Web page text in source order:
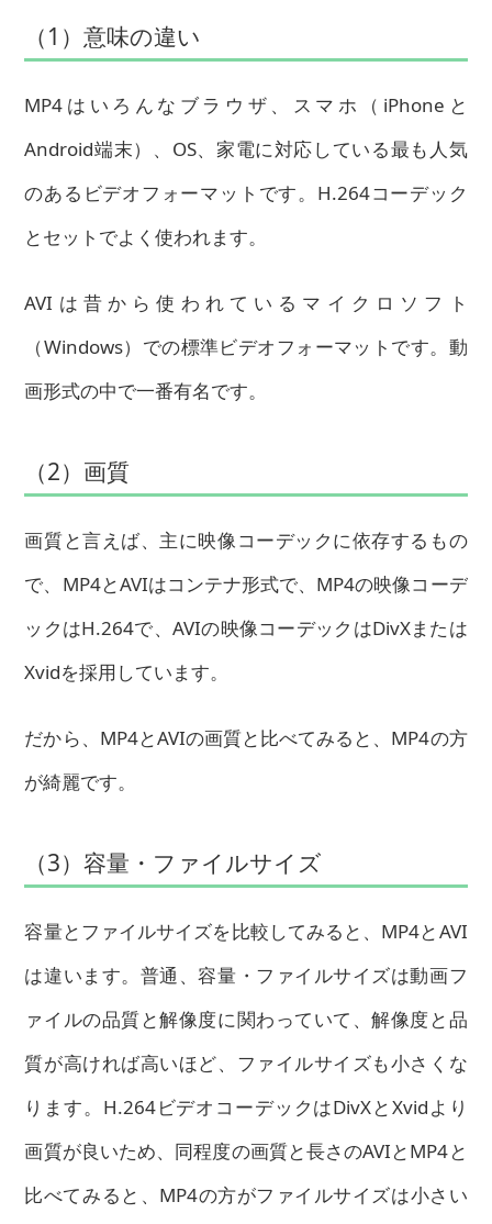
（1）意味の違い
MP4はいろんなブラウザ、スマホ（iPhoneと
Android端末）、OS、家電に対応している最も人気
のあるビデオフォーマットです。H.264コーデック
とセットでよく使われます。
AVIは昔から使われているマイクロソフト
（Windows）での標準ビデオフォーマットです。動
画形式の中で一番有名です。
（2）画質
画質と言えば、主に映像コーデックに依存するもの
で、MP4とAVIはコンテナ形式で、MP4の映像コーデ
ックはH.264で、AVIの映像コーデックはDivXまたは
Xvidを採用しています。
だから、MP4とAVIの画質と比べてみると、MP4の方
が綺麗です。
（3）容量・ファイルサイズ
容量とファイルサイズを比較してみると、MP4とAVI
は違います。普通、容量・ファイルサイズは動画フ
ァイルの品質と解像度に関わっていて、解像度と品
質が高ければ高いほど、ファイルサイズも小さくな
ります。H.264ビデオコーデックはDivXとXvidより
画質が良いため、同程度の画質と長さのAVIとMP4と
比べてみると、MP4の方がファイルサイズは小さい